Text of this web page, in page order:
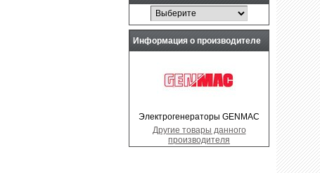
Информация о производителе
Электрогенераторы GENMAC
Другие товары данного
производителя